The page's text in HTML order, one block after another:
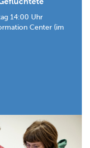
14:00 Uhr
Center (im